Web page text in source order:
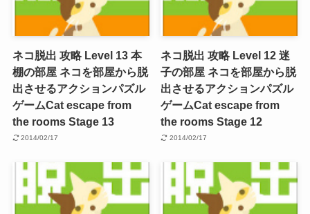
ネコ脱出 攻略 Level 13 本
棚の部屋 ネコを部屋から脱
出させるアクションパズル
ゲームCat escape from
the rooms Stage 13
2014/02/17
ネコ脱出 攻略 Level 12 迷
子の部屋 ネコを部屋から脱
出させるアクションパズル
ゲームCat escape from
the rooms Stage 12
2014/02/17